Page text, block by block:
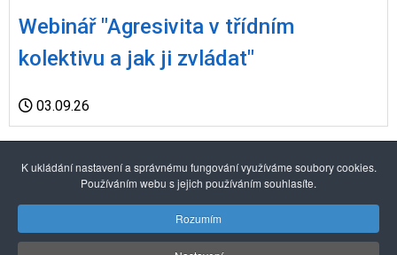
Webinář "Agresivita v třídním
kolektivu a jak ji zvládat"
03.09.26
1 2 3 4 5 6 7 8 9 10
JEM
K ukládání nastavení a správnému fungování využíváme soubory cookies.
Používáním webu s jejich používáním souhlasíte.
Rozumím